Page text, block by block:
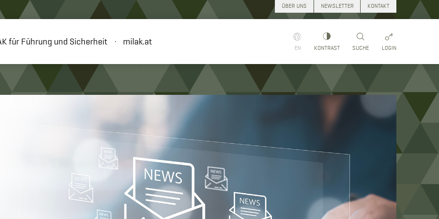
für Führung und Sicherheit milak.at
EN KONTRAST SUCHE LOGIN
ÜBER UNS NEWSLETTER KONTAKT
Suchen